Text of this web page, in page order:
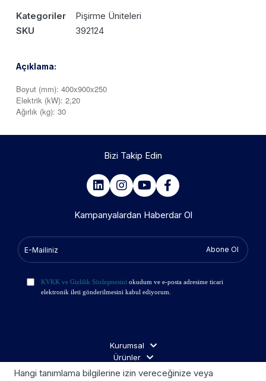
Kategoriler
Pişirme Üniteleri
SKU
392124
Açıklama:
Boyut (mm): 400x900x250
Elektrik (kW): 2,20
Ağırlık (kg): 30
Bizi Takip Edin
Kampanyalardan Haberdar Ol
Abone Ol
KVKK ve Gizlilik Sözleşmesini okudum ve e-posta adresime ticari
elektronik ileti gönderilmesini kabul ediyorum.
Kurumsal
Ürünler
İş Ortakları
Hangi tanımlama bilgilerine izin vereceğinize veya